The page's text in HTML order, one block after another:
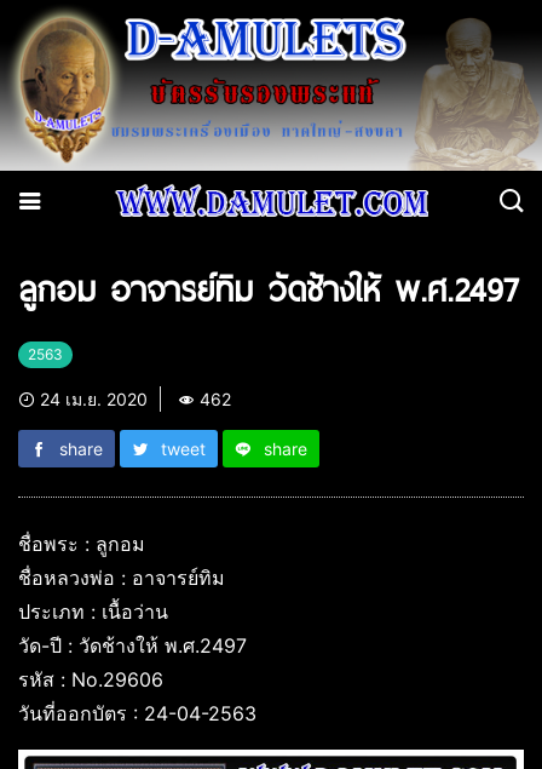
ลูกอม อาจารย์ทิม วัดช้างให้ พ.ศ.2497
2563
24 เม.ย. 2020 462
share tweet share
ชื่อพระ : ลูกอม
ชื่อหลวงพ่อ : อาจารย์ทิม
ประเภท : เนื้อว่าน
วัด-ปี : วัดช้างให้ พ.ศ.2497
รหัส : No.29606
วันที่ออกบัตร : 24-04-2563